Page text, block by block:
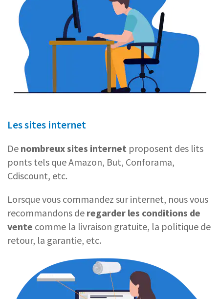
Les sites internet
De nombreux sites internet proposent des lits
ponts tels que Amazon, But, Conforama,
Cdiscount, etc.
Lorsque vous commandez sur internet, nous vous
recommandons de regarder les conditions de
vente comme la livraison gratuite, la politique de
retour, la garantie, etc.